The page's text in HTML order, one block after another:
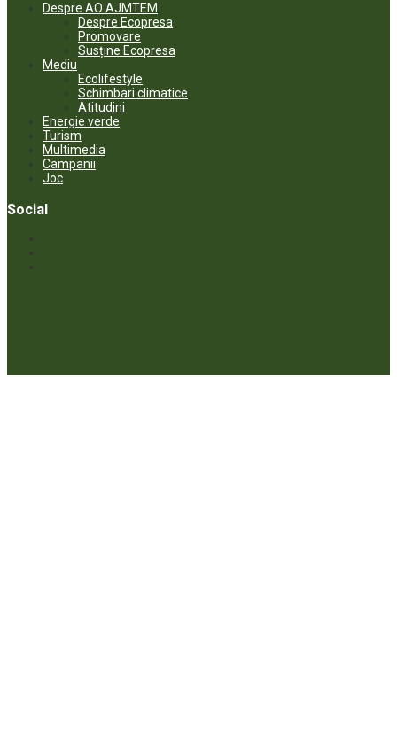
Despre AO AJMTEM
Despre Ecopresa
Promovare
Susține Ecopresa
Mediu
Ecolifestyle
Schimbari climatice
Atitudini
Energie verde
Turism
Multimedia
Campanii
Joc
Social